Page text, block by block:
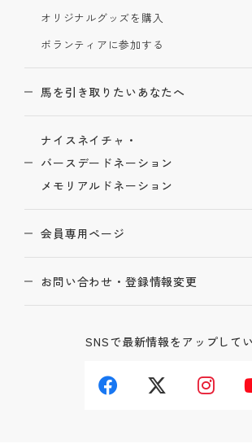
オリジナルグッズを購入
ボランティアに参加する
馬を引き取りたいあなたへ
ナイスネイチャ・
バースデードネーション
メモリアルドネーション
会員専用ページ
お問い合わせ・登録情報変更
SNSで最新情報をアップして